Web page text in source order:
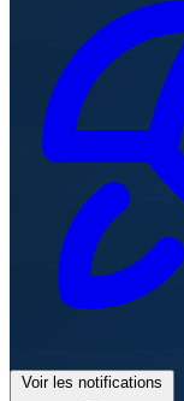
Voir les notifications